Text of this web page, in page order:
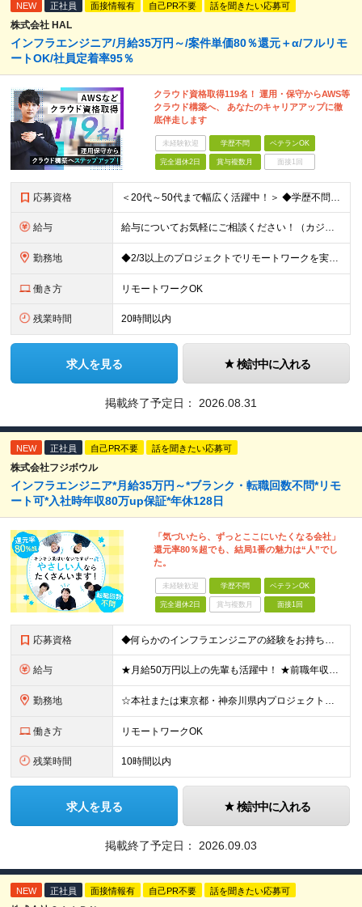
NEW 正社員 面接情報有 自己PR不要 話を聞きたい応募可
株式会社 HAL
インフラエンジニア/月給35万円～/案件単価80％還元＋α/フルリモ
ートOK/社員定着率95％
クラウド資格取得119名！ 運用・保守からAWS等
クラウド構築へ、 あなたのキャリアアップに徹
底伴走します
未経験歓迎 学歴不問 ベテランOK
完全週休2日 賞与複数月 面接1回
応募資格 ＜20代～50代まで幅広く活躍中！＞ ◆学歴不問 ◆何らかのインフラ関連の実務経験 ★経験年数不問/運用監視レベルも歓迎 ＜こんな方は大歓迎！＞ ◎今の収入に不満がある ◎もっと上流の案件で活躍した
給与 給与についてお気軽にご相談ください！（カジュアル面談可能） 月給35万円～＋各種手当＋賞与2回 ※固定残業代は、時間外労働の有無に関わらず40時間分を87,500円～支給 ※超過分は別途支給 ※試用
勤務地 ◆2/3以上のプロジェクトでリモートワークを実施中！ ≪自社拠点≫ ・東京本社／東京都千代田区丸の内二丁目6番1号 丸の内パークビルディング6階 ・関西支社／⼤阪府⼤阪市中央区安⼟町2-3-13 ⼤
働き方 リモートワークOK
残業時間 20時間以内
求人を見る 検討中に入れる
掲載終了予定日： 2026.08.31
NEW 正社員 自己PR不要 話を聞きたい応募可
株式会社フジボウル
インフラエンジニア*月給35万円～*ブランク・転職回数不問*リモ
ート可*入社時年収80万up保証*年休128日
「気づいたら、ずっとここにいたくなる会社」
還元率80％超でも、結局1番の魅力は“人”でし
た。
未経験歓迎 学歴不問 ベテランOK
完全週休2日 賞与複数月 面接1回
応募資格 ◆何らかのインフラエンジニアの経験をお持ちの方 ┗設計・構築経験だけではなく、運用・保守経験があるという方も、お気軽にご応募ください！ ┗ブランク・転職回数は不問です！ ┗ネガティブな応募理由も歓迎で
給与 ★月給50万円以上の先輩も活躍中！ ★前職年収から80万円以上UP保証 月給35万円～ ※月給には固定残業代を含む(月20時間分/2万6000円～/超過分別途支給） ※残業がなくても上記支給(基本残
勤務地 ☆本社または東京都・神奈川県内プロジェクト先での勤務となります ☆リモートワークOKの案件も多数あります(応相談) ☆転居を伴う転勤はありません ☆九州地方、北陸地方、北海道からの転職者も多数在籍！/
働き方 リモートワークOK
残業時間 10時間以内
求人を見る 検討中に入れる
掲載終了予定日： 2026.09.03
NEW 正社員 面接情報有 自己PR不要 話を聞きたい応募可